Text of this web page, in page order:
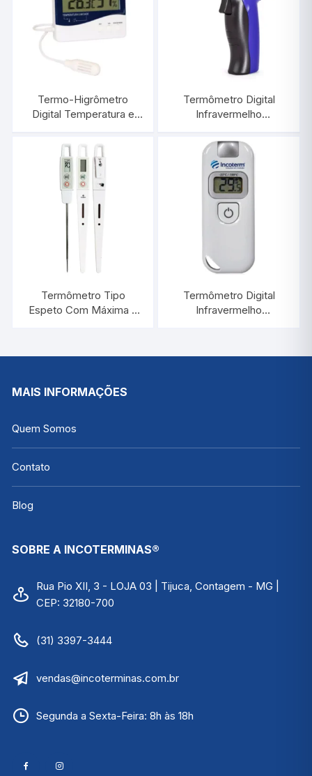
Termo-Higrômetro
Digital Temperatura e
| INCOTERM
7664.01.0.00
Termômetro Digital
Infravermelho
INCOTERM ST-400
Termômetro Tipo
Espeto Com Máxima e
30.1040
Termômetro Digital
Infravermelho
MAIS INFORMAÇÕES
Quem Somos
Contato
Blog
SOBRE A INCOTERMINAS®
Rua Pio XII, 3 - LOJA 03 | Tijuca, Contagem - MG |
CEP: 32180-700
(31) 3397-3444
vendas@incoterminas.com.br
Segunda a Sexta-Feira: 8h às 18h